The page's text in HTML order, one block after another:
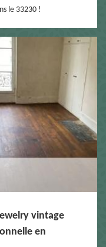
le 33230 !
vintage
en